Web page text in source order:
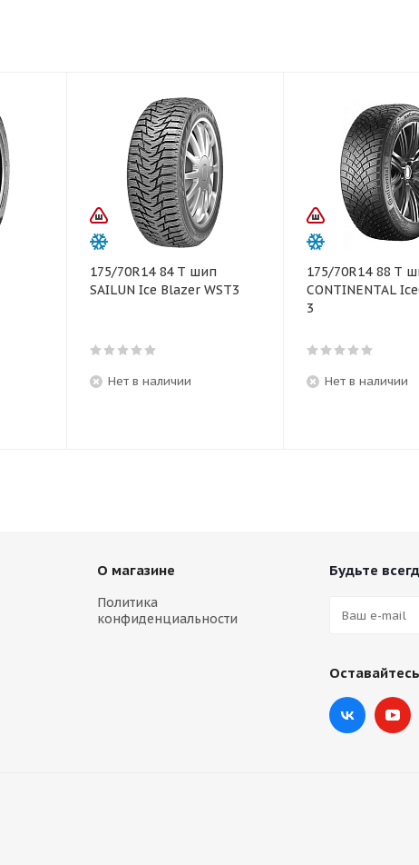
175/70R14 84 T шип
SAILUN Ice Blazer WST3
Нет в наличии
175/70R14 88 T
CONTINENTAL
3
Нет в наличии
О магазине
Политика
конфиденциальности
Будьте